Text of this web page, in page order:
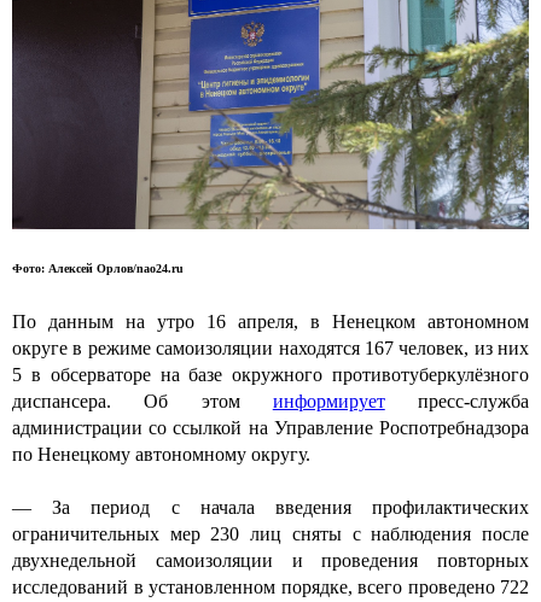
Фото: Алексей Орлов/nao24.ru
По данным на утро 16 апреля, в Ненецком автономном
округе в режиме самоизоляции находятся 167 человек, из них
5 в обсерваторе на базе окружного противотуберкулёзного
диспансера. Об этом информируетпресс-служба
администрации со ссылкой на Управление Роспотребнадзора
по Ненецкому автономному округу.
— За период с начала введения профилактических
ограничительных мер 230 лиц сняты с наблюдения после
двухнедельной самоизоляции и проведения повторных
исследований в установленном порядке, всего проведено 722